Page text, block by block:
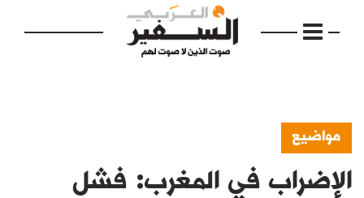
الرئيسية
مواضيع
الإضراب في المغرب: فشل